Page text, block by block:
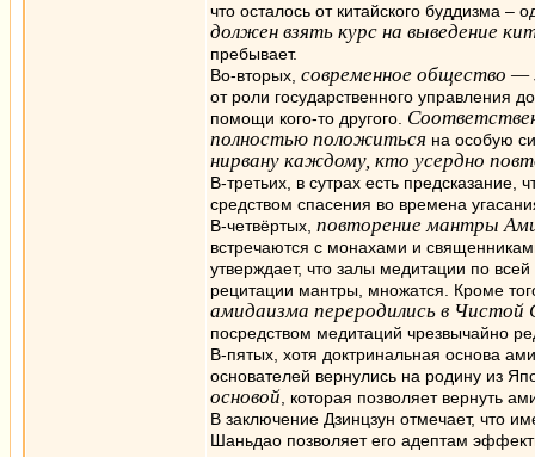
что осталось от китайского буддизма
должен взять курс на выведение
пребывает.
Во-вторых, современное общество —
от роли государственного управления
помощи кого-то другого.
полностью положиться на особую
нирвану каждому, кто усердно
В-третьих, в сутрах есть
средством спасения во времена
В-четвёртых, повторение мантры
встречаются с монахами и
утверждает, что залы медитации по
рецитации мантры, множатся. Кроме
амидаизма переродились в Чистой
посредством медитаций чрезвычайно
В-пятых, хотя доктринальная основа
основателей вернулись на родину из
основой , которая позволяет вернуть
В заключение Дзинцзун отмечает, что
Шаньдао позволяет его адептам